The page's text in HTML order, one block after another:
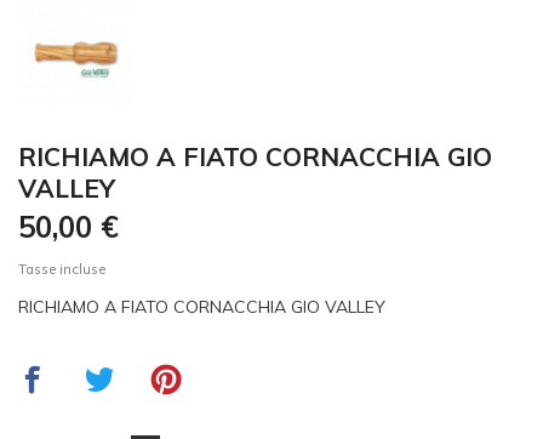
RICHIAMO A FIATO CORNACCHIA GIO
VALLEY
50,00 €
Tasse incluse
RICHIAMO A FIATO CORNACCHIA GIO VALLEY